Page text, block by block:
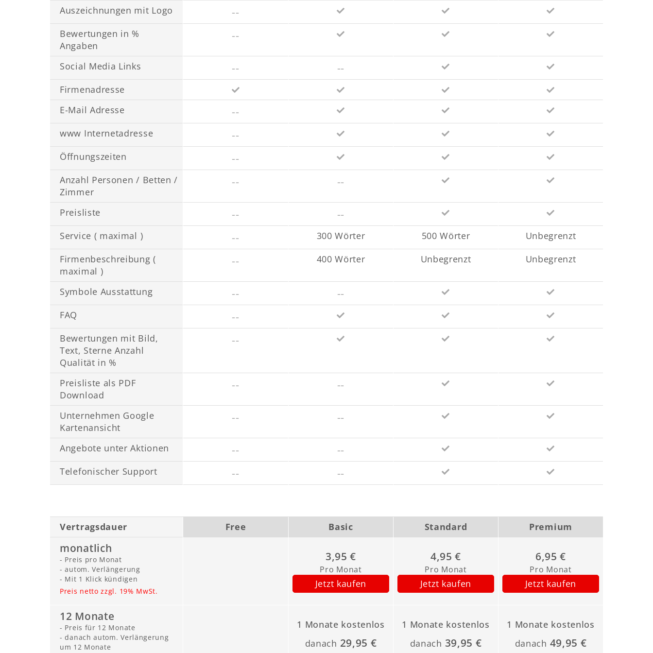
Auszeichnungen mit Logo --
Bewertungen in %
Angaben
--
Social Media Links -- --
Firmenadresse
E-Mail Adresse
--
www Internetadresse --
Öffnungszeiten --
Anzahl Personen / Betten /
Zimmer
-- --
Preisliste -- --
Service ( maximal ) -- 300 Wörter 500 Wörter
Unbegrenzt
Firmenbeschreibung (
maximal )
-- 400 Wörter Unbegrenzt Unbegrenzt
Symbole Ausstattung -- --
FAQ --
Bewertungen mit Bild,
Text, Sterne Anzahl
Qualität in %
--
Preisliste als PDF
Download
-- --
Unternehmen Google
Kartenansicht
-- --
Angebote unter Aktionen -- --
Telefonischer Support -- --
Vertragsdauer Free Basic Standard Premium
monatlich
- Preis pro Monat
- autom. Verlängerung
- Mit 1 Klick kündigen
Preis netto zzgl. 19% MwSt.
3,95 €
Pro Monat
Jetzt kaufen
4,95 €
Pro Monat
Jetzt kaufen
6,95 €
Pro Monat
Jetzt kaufen
12 Monate
- Preis für 12 Monate
- danach autom. Verlängerung
um 12 Monate
1 Monate kostenlos
danach 29,95 €
1 Monate kostenlos
danach 39,95 €
1 Monate kostenlos
danach 49,95 €